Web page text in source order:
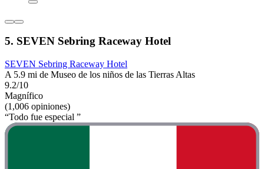
5. SEVEN Sebring Raceway Hotel
SEVEN Sebring Raceway Hotel
A 5.9 mi de Museo de los niños de las Tierras Altas
9.2/10
Magnífico
(1,006 opiniones)
“Todo fue especial ”